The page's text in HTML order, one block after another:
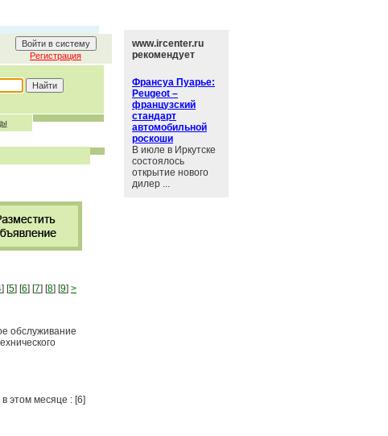
Регистрация
] [5] [6] [7] [8] [9] >
обслуживание
этом месяце : [6]
www.ircenter.ru
рекомендует
Франсуа Пуарье:
Peugeot –
французский
стандарт
автомобильной
роскоши
В июле в Иркутске
состоялось
открытие нового
дилер ...